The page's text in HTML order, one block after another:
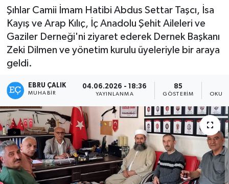
Şıhlar Camii İmam Hatibi Abdus Settar Taşcı, İsa
Kayış ve Arap Kılıç, İç Anadolu Şehit Aileleri ve
Gaziler Derneği'ni ziyaret ederek Dernek Başkanı
Zeki Dilmen ve yönetim kurulu üyeleriyle bir araya
geldi.
EBRU ÇALIK
MUHABIR
04.06.2026 - 18:36
YAYINLANMA
85
GÖSTERIM